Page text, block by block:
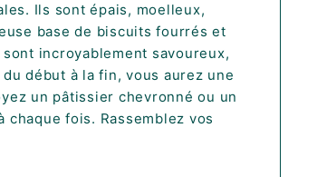
Ils sont épais, moelleux,
base de biscuits fourrés et
incroyablement savoureux,
début à la fin, vous aurez une
un pâtissier chevronné ou un
fois. Rassemblez vos